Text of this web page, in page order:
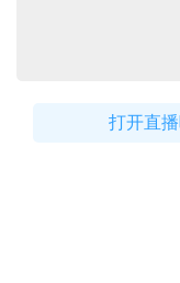
打开直